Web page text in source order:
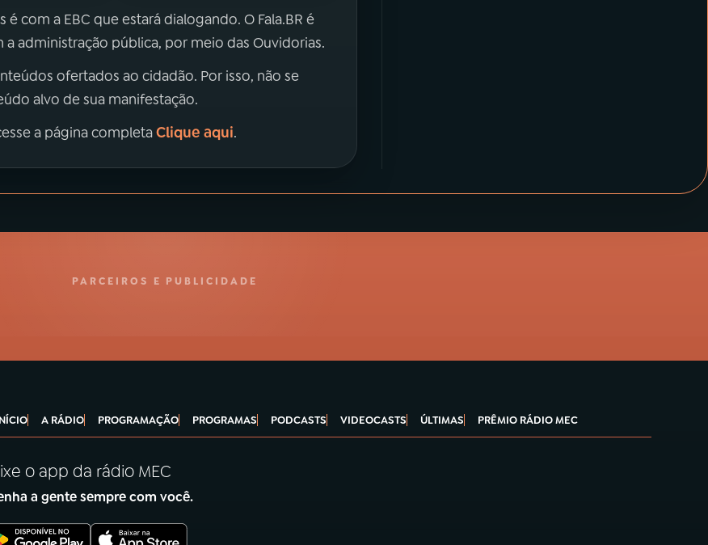
com a EBC que estará dialogando. O Fala.BR é
administração pública, por meio das Ouvidorias.
ofertados ao cidadão. Por isso, não se
alvo de sua manifestação.
a página completaClique aqui.
PARCEIROS E PUBLICIDADE
A RÁDIO PROGRAMAÇÃO PROGRAMAS PODCASTS VIDEOCASTS ÚLTIMAS PRÊMIO RÁDIO MEC
o app da rádio MEC
a gente sempre com você.